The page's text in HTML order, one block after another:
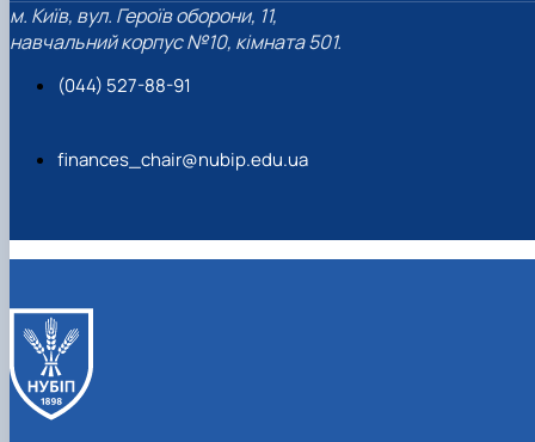
м. Київ, вул. Героїв оборони, 11,
навчальний корпус №10, кімната 501.
(044) 527-88-91
finances_chair@nubip.edu.ua